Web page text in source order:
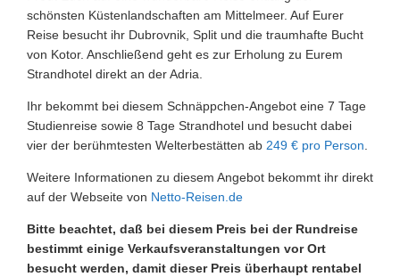
schönsten Küstenlandschaften am Mittelmeer. Auf Eurer
Reise besucht ihr Dubrovnik, Split und die traumhafte Bucht
von Kotor. Anschließend geht es zur Erholung zu Eurem
Strandhotel direkt an der Adria.
Ihr bekommt bei diesem Schnäppchen-Angebot eine 7 Tage
Studienreise sowie 8 Tage Strandhotel und besucht dabei
vier der berühmtesten Welterbestätten ab 249 € pro Person
Weitere Informationen zu diesem Angebot bekommt ihr direkt
auf der Webseite von Netto-Reisen.de
Bitte beachtet, daß bei diesem Preis bei der Rundreise
bestimmt einige Verkaufsveranstaltungen vor Ort
besucht werden, damit dieser Preis überhaupt rentabel